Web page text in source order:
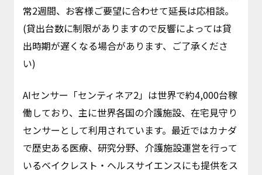
常2週間、お客様ご要望に合わせて延長は応相談。
(貸出台数に制限がありますので反響によっては貸
出時期が遅くなる場合があります、ご了承くださ
い)
AIセンサー「センティネア2」は世界で約4,000台稼
働しており、主に世界各国の介護施設、在宅見守り
センサーとして利用されています。最近ではカナダ
で歴史ある医療、研究分野、介護施設運営を行って
いるベイクレスト・ヘルスサイエンスにも提供をス